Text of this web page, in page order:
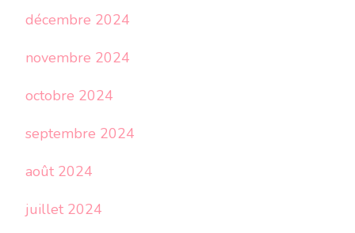
décembre 2024
novembre 2024
octobre 2024
septembre 2024
août 2024
juillet 2024